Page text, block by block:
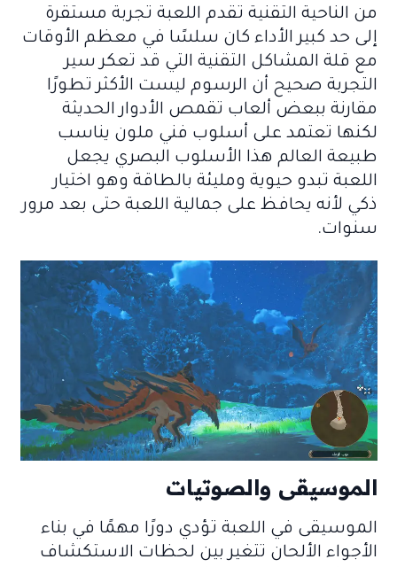
من الناحية التقنية تقدم اللعبة تجربة مستقرة
إلى حد كبير الأداء كان سلسًا في معظم الأوقات
مع قلة المشاكل التقنية التي قد تعكر سير
التجربة صحيح أن الرسوم ليست الأكثر تطورًا
مقارنة ببعض ألعاب تقمص الأدوار الحديثة
لكنها تعتمد على أسلوب فني ملون يناسب
طبيعة العالم هذا الأسلوب البصري يجعل
اللعبة تبدو حيوية ومليئة بالطاقة وهو اختيار
ذكي لأنه يحافظ على جمالية اللعبة حتى بعد مرور
سنوات.
الموسيقى والصوتيات
الموسيقى في اللعبة تؤدي دورًا مهمًا في بناء
الأجواء الألحان تتغير بين لحظات الاستكشاف